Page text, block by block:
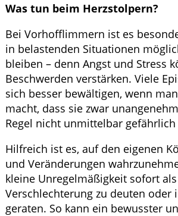
Was tun beim Herzstolpern?
Bei Vorhofflimmern ist es
in belastenden Situationen
bleiben – denn Angst und Stress
Beschwerden verstärken. Viele
sich besser bewältigen, wenn
macht, dass sie zwar
Regel nicht unmittelbar
Hilfreich ist es, auf den eigenen
und Veränderungen
kleine Unregelmäßigkeit sofort als
Verschlechterung zu deuten oder
geraten. So kann ein bewusster